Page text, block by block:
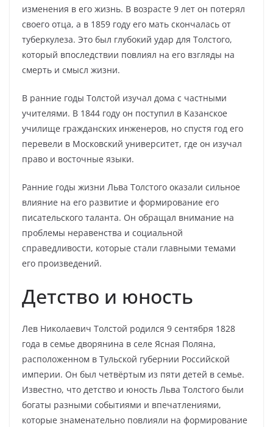
изменения в его жизнь. В возрасте 9 лет он потерял
своего отца, а в 1859 году его мать скончалась от
туберкулеза. Это был глубокий удар для Толстого,
который впоследствии повлиял на его взгляды на
смерть и смысл жизни.
В ранние годы Толстой изучал дома с частными
учителями. В 1844 году он поступил в Казанское
училище гражданских инженеров, но спустя год его
перевели в Московский университет, где он изучал
право и восточные языки.
Ранние годы жизни Льва Толстого оказали сильное
влияние на его развитие и формирование его
писательского таланта. Он обращал внимание на
проблемы неравенства и социальной
справедливости, которые стали главными темами
его произведений.
Детство и юность
Лев Николаевич Толстой родился 9 сентября 1828
года в семье дворянина в селе Ясная Поляна,
расположенном в Тульской губернии Российской
империи. Он был четвёртым из пяти детей в семье.
Известно, что детство и юность Льва Толстого были
богаты разными событиями и впечатлениями,
которые знаменательно повлияли на формирование